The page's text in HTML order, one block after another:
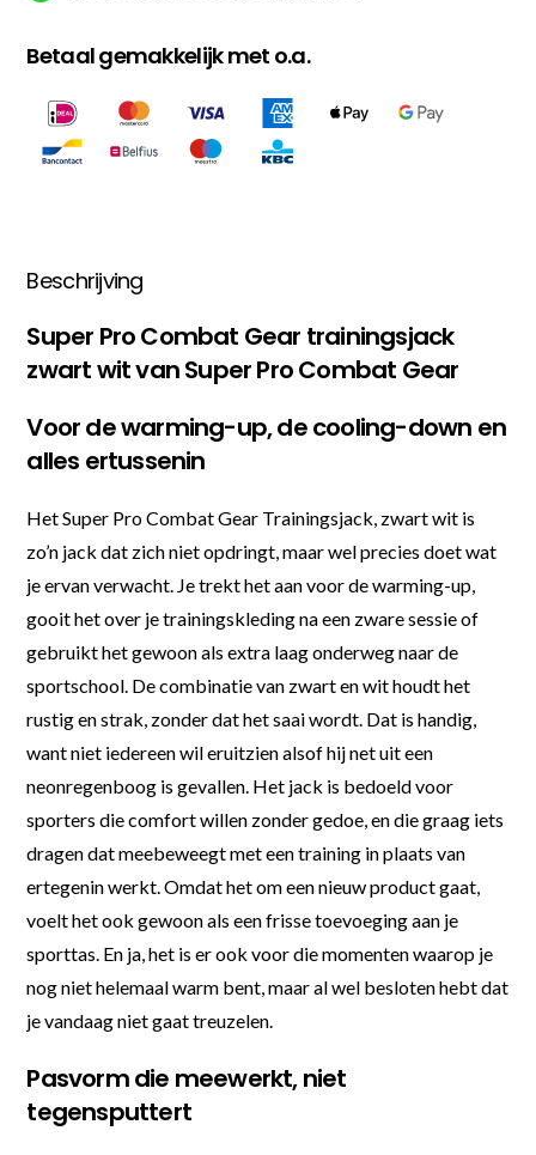
Betaal gemakkelijk met o.a.
Beschrijving
Super Pro Combat Gear trainingsjack
zwart wit van Super Pro Combat Gear
Voor de warming-up, de cooling-down en
alles ertussenin
Het Super Pro Combat Gear Trainingsjack, zwart wit is
zo’n jack dat zich niet opdringt, maar wel precies doet wat
je ervan verwacht. Je trekt het aan voor de warming-up,
gooit het over je trainingskleding na een zware sessie of
gebruikt het gewoon als extra laag onderweg naar de
sportschool. De combinatie van zwart en wit houdt het
rustig en strak, zonder dat het saai wordt. Dat is handig,
want niet iedereen wil eruitzien alsof hij net uit een
neonregenboog is gevallen. Het jack is bedoeld voor
sporters die comfort willen zonder gedoe, en die graag iets
dragen dat meebeweegt met een training in plaats van
ertegenin werkt. Omdat het om een nieuw product gaat,
voelt het ook gewoon als een frisse toevoeging aan je
sporttas. En ja, het is er ook voor die momenten waarop je
nog niet helemaal warm bent, maar al wel besloten hebt dat
je vandaag niet gaat treuzelen.
Pasvorm die meewerkt, niet
tegensputtert